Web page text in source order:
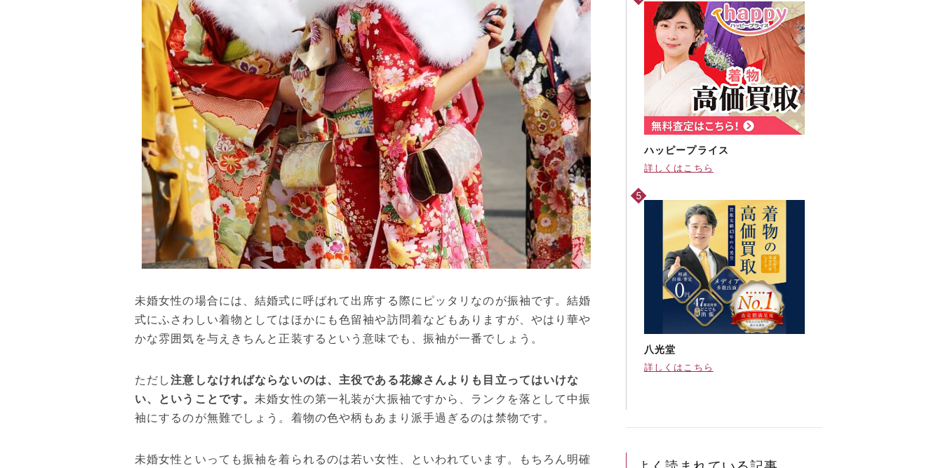
未婚女性の場合には、結婚式に呼ばれて出席する際にピッタリなのが振袖です。結婚
式にふさわしい着物としてはほかにも色留袖や訪問着などもありますが、やはり華や
かな雰囲気を与えきちんと正装するという意味でも、振袖が一番でしょう。
ただし注意しなければならないのは、主役である花嫁さんよりも目立ってはいけな
い、ということです。未婚女性の第一礼装が大振袖ですから、ランクを落として中振
袖にするのが無難でしょう。着物の色や柄もあまり派手過ぎるのは禁物です。
未婚女性といっても振袖を着られるのは若い女性、といわれています。もちろん明確
ハッピープライス
詳しくはこちら
八光堂
詳しくはこちら